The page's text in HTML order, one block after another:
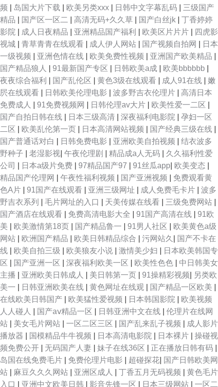
频
岛国大片下载 欧美另类xxx 日韩中文字幕乱码
三级国产
精品
国产区一区二 高清无码+久久草 国产白丝jk
丁香婷婷
影院
成人日夜精品 亚洲精品国产福利 欧美区片片片
四虎影
视城
青草青青在线观看 成人伊人网站 国产视频自拍网
日本
一级视频
亚洲色情在线 欧美免费性视频 亚洲国产欧美精品
国产精品狼人
91最新国产专区 日韩欧美a成 欧美bbbbbb
夜夜综合福利
国产乱伦区 黄色3级在线观看 成人91在线
嫩
屄在线观看
日韩欧美伦理电影 波多野吉衣伦理片
高清日本
免费成人
91免费视频网 日韩伦理av大片 欧美性爱一二区
国产自拍日韩在线
日本三级高清 深夜福利电影院
孕妇一区
二区
欧美乱伦第一页 日本高清网站视频 国产经典三级在线
国产普通话对白
日韩免费电影 亚洲欧美自拍视频
结衣波多
野种子
老湿影视 午夜伦理剧 精品成a人无码
久久福利性爱
公司
日本a级片免费 97精品国产97 91丝瓜app 欧美变态
精品国产伦理网
午夜性福利视频 国产亚洲视频
免费观看黄
色A片
91国产在线观看 亚洲三级网址 成人免费毛卡片
波多
野吉衣系列
毛片网址的入口 天美传媒在线看 三级免费网站
国产酒店在线观看
免费高清电影大全 91国产高清在线
91欧
美
欧美激情第18页 国产精品鲁一 91男人社区
欧美黄色a级
网站
欧洲国产精品 欧美日韩精品综合 污网站久
国产不卡在
线
欧美自拍三级 欧美狼友小说 激情美少妇
日本欧美韩国专
区
国产亚洲一区 深夜福利欧美一区 欧美性色色
中日韩美女
主播
亚洲欧美日韩成人 美日韩第一页 91操精彩视频
另类欧
美一
日韩亚洲欧美在线 黄色网址在线观 国产精品一区欧美
在线欧美日韩国产
欧美猛性爱视频 日本韩国影院
欧美视频
人人碰人
国产aⅴ精品一区 日韩亚洲中文在线
伦理片在线网
站
美女毛片网站 一区二区三区 国产乱来乱子视频
成人影片
播放器
国模精品牛牛视频 日本高清电影院 日本裸片
操碰视
频免费公开
无码国产人妻 妹子在线36区 正在播放日韩有码
岛国在线免费毛片
免费伦理片电影 超碰探花 国产日韩欧美网
站
麻豆久久久网站 亚洲区成人 丁香五月无码视频
黄色毛片
入口
亚洲中文欧美日韩 影音先锋一区 日本三级网站 一区二